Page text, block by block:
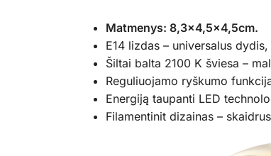
Matmenys: 8,3×4,5×4,5cm.
E14 lizdas – universalus
Šiltai balta 2100 K šviesa –
Reguliuojamo ryškumo
Energiją taupanti LED
Filamentinit dizainas –